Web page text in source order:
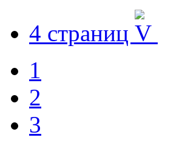
4 страниц
1
2
3